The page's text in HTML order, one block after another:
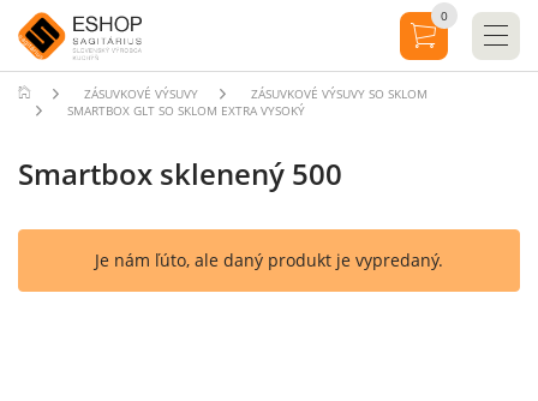
ZÁSUVKOVÉ VÝSUVY
ZÁSUVKOVÉ VÝSUVY SO SKLOM
SMARTBOX GLT SO SKLOM EXTRA VYSOKÝ
Smartbox sklenený 500
Je nám ľúto, ale daný produkt je vypredaný.
0